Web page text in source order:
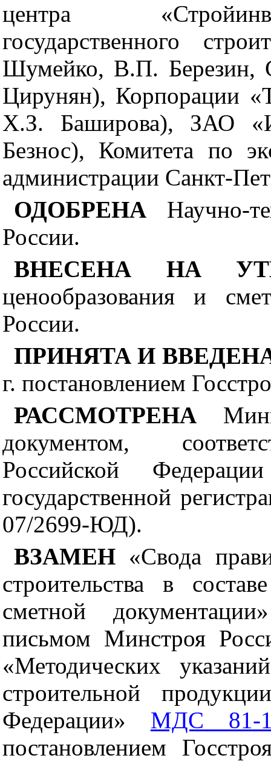
центра «
государственного
Шумейко, В.П. Березин,
Цирунян), Корпорации
Х.З. Баширова), ЗАО «
Безнос), Комитета по
администрации Санкт-
ОДОБРЕНА Научно-
России.
ВНЕСЕНА НА
ценообразования и
России.
ПРИНЯТА И
г. постановлением
РАССМОТРЕНА
документом,
Российской
государственной
07/2699-ЮД).
ВЗАМЕН «Свода
строительства в
сметной
письмом Минстроя
«Методических
строительной
Федерации» МДС 81-
постановлением